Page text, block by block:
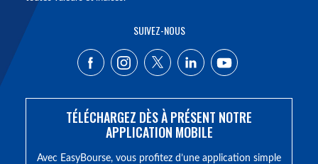
SUIVEZ-NOUS
TÉLÉCHARGEZ DÈS À PRÉSENT NOTRE
APPLICATION MOBILE
Avec EasyBourse, vous profitez d’une application simple